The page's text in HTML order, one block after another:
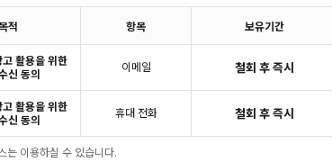
적 항목 보유기간
활용을 위한
신 동의
이메일 철회 후 즉시
활용을 위한
신 동의
휴대 전화 철회 후 즉시
는 이용하실 수 있습니다.